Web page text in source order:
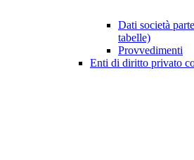
Dati società
tabelle)
Provvedimenti
Enti di diritto privato